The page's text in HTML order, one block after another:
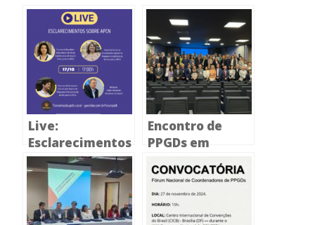
Live:
Esclarecimentos
sobre APCN
Encontro de
PPGDs em
Direito na PUC
Minas debate o
futuro da pós-
graduação!